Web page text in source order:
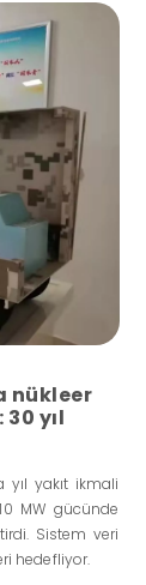
nükleer
yıl
yıl yakıt ikmali
MW gücünde
Sistem veri
hedefliyor.